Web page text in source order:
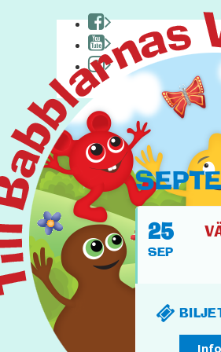
HEM
OM BABBLARNA
PYSSEL & KUL
FACEBOOK
YOUTUBE
25
SEP